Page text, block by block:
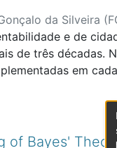
da Silveira
de e de
de três décadas.
em
17 Objetivos de
áreas tão
a sustentabilidade
estáveis e o
Bayes'